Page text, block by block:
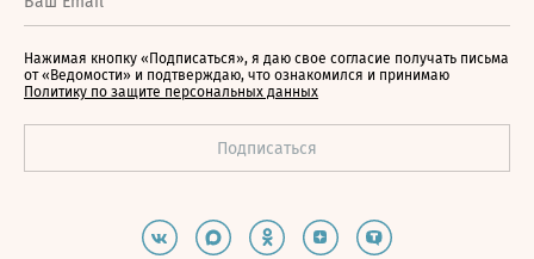
Нажимая кнопку «Подписаться», я даю свое согласие получать письма
от «Ведомости» и подтверждаю, что ознакомился и принимаю
Политику по защите персональных данных